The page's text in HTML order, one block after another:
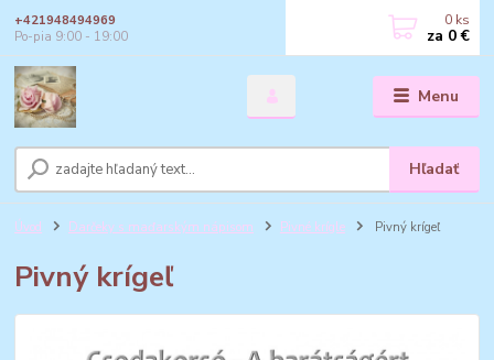
Menu
Hľadať
+421948494969
Po-pia 9:00 - 19:00
0 ks
za 0 €
Úvod Darčeky s maďarským nápisom Pivné krígle Pivný krígeľ
Pivný krígeľ